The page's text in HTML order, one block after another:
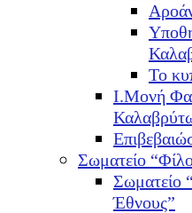
Το
Ι.Μονή
Σωματείο
Σωματείο
Έθνους”